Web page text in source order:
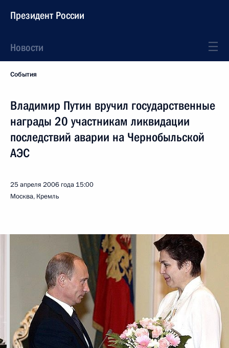
Президент России
Новости
События
Владимир Путин вручил государственные
награды 20 участникам ликвидации
последствий аварии на Чернобыльской
АЭС
25 апреля 2006 года 15:00
Москва, Кремль